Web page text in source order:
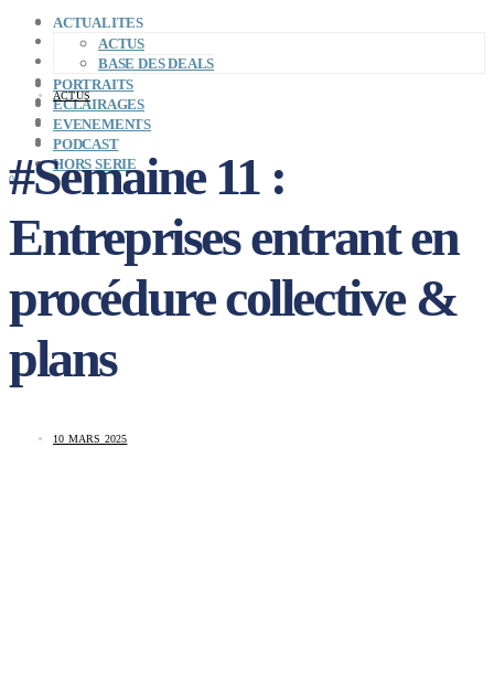
CONCEPT
LE MAG
ENTREPRISES A REPRENDRE
MAYDAY JOB
CARTE DE FRANCE
NOS SOLUTIONS
CONNEXION
0
ACTUALITES
ACTUS
BASE DES DEALS
PORTRAITS
ECLAIRAGES
EVENEMENTS
PODCAST
HORS SERIE
ACTUS
#Semaine 11 :
Entreprises entrant en
procédure collective &
plans
10 MARS 2025